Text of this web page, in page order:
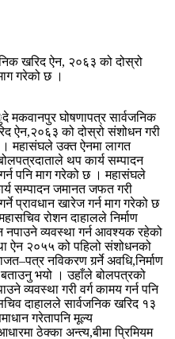
खरिद ऐन, २०६३ को दोस्रो
गरेको छ ।
मकवानपुर घोषणापत्र सार्वजनिक
ऐन,२०६३ को दोस्रो संशोधन गरी
। महासंघले उक्त ऐनमा लागत
थप कार्य सम्पादन
पनि माग गरेको छ । महासंघले
सम्पादन जमानत जफत गरी
प्रावधान खारेज गर्न माग गरेको छ
रोशन दाहालले निर्माण
नपाउने व्यवस्था गर्न आवश्यक रहेको
ऐन २०५५ को पहिलो संशोधनको
नविकरण गर्र्ने अवधि,निर्माण
बताउनु भयो । उहाँले बोलपत्रको
व्यवस्था गरी वर्ग कामय गर्न पनि
दाहालले सार्वजनिक खरिद १३
गरेतापनि मूल्य
ठेक्का अन्त्य,बीमा प्रिमियम